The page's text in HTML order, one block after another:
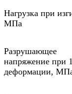
Нагрузка при
МПа
Разрушающее
напряжение при
деформации,